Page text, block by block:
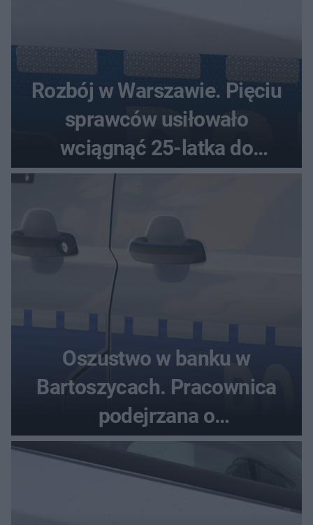
Rozbój w Warszawie. Pięciu
sprawców usiłowało
wciągnąć 25-latka do
samochodu
Oszustwo w banku w
Bartoszycach. Pracownica
podejrzana o
przywłaszczenie 470 000 zł